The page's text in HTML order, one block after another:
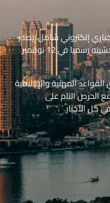
إلكتروني شامل، يصدر
عن حزب “حقوق الإنسان والمواطنة”، وتم تدشينه رسميا في 12 نوفمبر
المهنية والإعلامية
الحرص التام على
كل الأخبار.